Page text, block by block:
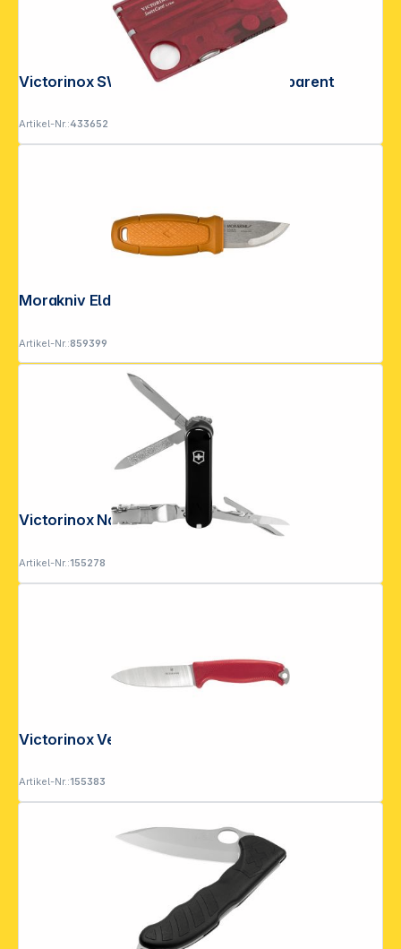
Victorinox SWISSCARD LITE rot transparent
Artikel-Nr.:433652
Morakniv Eldris Burnt Orange
Artikel-Nr.:859399
Victorinox Nail Clip 580 schwarz
Artikel-Nr.:155278
Victorinox Venture Rot
Artikel-Nr.:155383